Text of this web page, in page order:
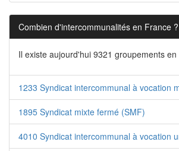
Combien d'intercommunalités en France ?
Il existe aujourd'hui 9321 groupements
1233 Syndicat intercommunal à vocation
1895 Syndicat mixte fermé (SMF)
4010 Syndicat intercommunal à vocation